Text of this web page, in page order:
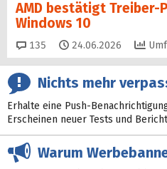
AMD bestätigt Treiber-
Windows 10
135 Kommentare
24.06.2026
Nichts mehr
Erhalte eine Push-
Erscheinen neuer Tests und
Warum